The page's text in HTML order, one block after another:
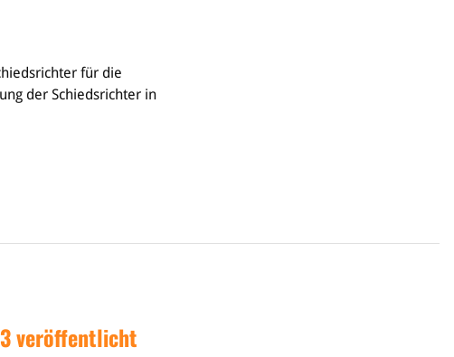
für die
der Schiedsrichter in
veröffentlicht